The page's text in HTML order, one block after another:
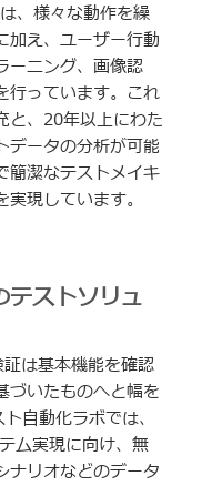
、様々な動作を繰
加え、ユーザー行動
ーニング、画像認
行っています。これ
と、20年以上にわた
データの分析が可能
簡潔なテストメイキ
現しています。
ストソリュ
は基本機能を確認
づいたものへと幅を
自動化ラボでは、
ム実現に向け、無
ナリオなどのデータ